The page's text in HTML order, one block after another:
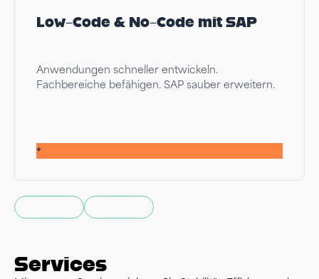
Low-Code & No-Code mit SAP
Anwendungen schneller entwickeln.
Fachbereiche befähigen. SAP sauber erweitern.
+
Services